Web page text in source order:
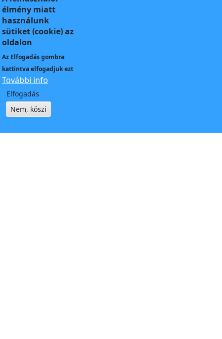
élmény miatt
használunk
sütiket (cookie) az
oldalon
Az Elfogadásgombra
kattintva elfogadjuk ezt
További info
Elfogadás
Nem, köszi